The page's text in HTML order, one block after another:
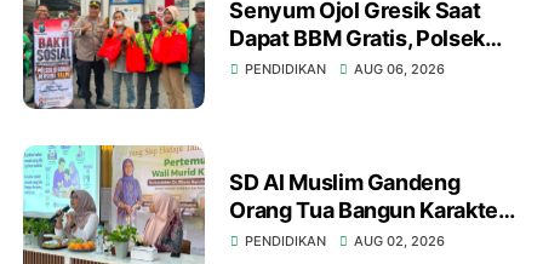
Senyum Ojol Gresik Saat
Dapat BBM Gratis, Polsek
Kebomas dan YALPK Group
PENDIDIKAN AUG 06, 2026
SD Al Muslim Gandeng
Orang Tua Bangun Karakter
Anak Hadapi Tantangan
PENDIDIKAN AUG 02, 2026